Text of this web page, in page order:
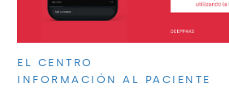
EL CENTRO
INFORMACIÓN AL PACIENTE